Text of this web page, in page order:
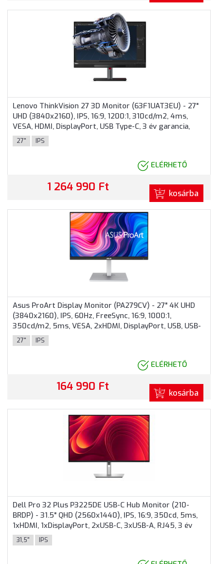
Lenovo ThinkVision 27 3D Monitor (63F1UAT3EU) - 27"
UHD (3840x2160), IPS, 16:9, 1200:1, 310cd/m2, 4ms,
VESA, HDMI, DisplayPort, USB Type-C, 3 év garancia,
Fekete színben
27" IPS
ELÉRHETŐ
1 264 990 Ft kosárba
Asus ProArt Display Monitor (PA279CV) - 27" 4K UHD
(3840x2160), IPS, 60Hz, FreeSync, 16:9, 1000:1,
350cd/m2, 5ms, VESA, 2xHDMI, DisplayPort, USB, USB-
C, 3 év garancia, Ezüst színben
27" IPS
ELÉRHETŐ
164 990 Ft kosárba
Dell Pro 32 Plus P3225DE USB-C Hub Monitor (210-
BRDP) - 31.5" QHD (2560x1440), IPS, 16:9, 350cd, 5ms,
1xHDMI, 1xDisplayPort, 2xUSB-C, 3xUSB-A, RJ45, 3 év
garancia, Fekete-ezüst színben
31,5" IPS